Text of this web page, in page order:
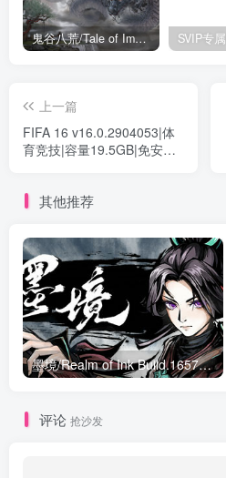
鬼谷八荒/Tale of Immortal v1.2.105.259|角色扮演|容量27.4GB|免安装绿色中文版
上一篇
FIFA 16 v16.0.2904053|体
育竞技|容量19.5GB|免安装
其他推荐
墨境/Realm of Ink Build.16574653|动作冒险|容量5GB|免安装绿色中文版
评论 抢沙发